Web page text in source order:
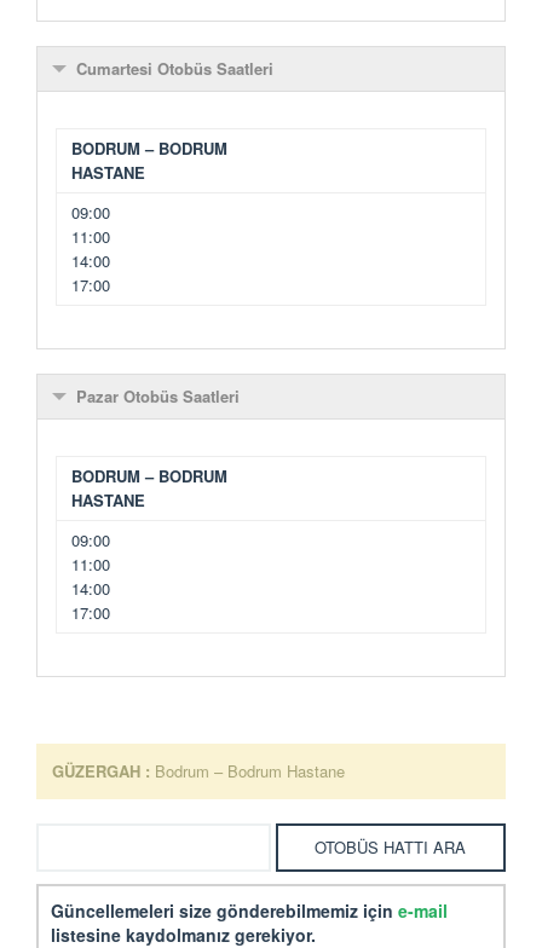
Cumartesi Otobüs Saatleri
BODRUM – BODRUM
HASTANE
09:00
11:00
14:00
17:00
Pazar Otobüs Saatleri
BODRUM – BODRUM
HASTANE
09:00
11:00
14:00
17:00
GÜZERGAH : Bodrum – Bodrum Hastane
Güncellemeleri size gönderebilmemiz için e-mail
listesine kaydolmanız gerekiyor.